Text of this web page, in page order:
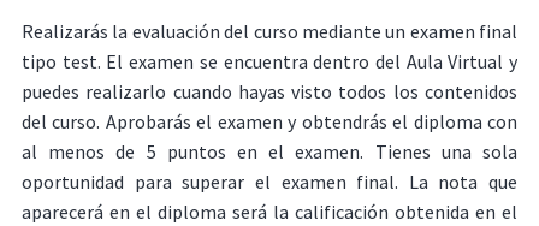
Realizarás la evaluación del curso mediante un examen final
tipo test. El examen se encuentra dentro del Aula Virtual y
puedes realizarlo cuando hayas visto todos los contenidos
del curso. Aprobarás el examen y obtendrás el diploma con
al menos de 5 puntos en el examen. Tienes una sola
oportunidad para superar el examen final. La nota que
aparecerá en el diploma será la calificación obtenida en el